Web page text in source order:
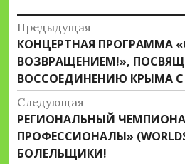
Навигация
по
записям
Предыдущая
Предыдущая
запись:
КОНЦЕРТНАЯ ПРОГРАММА
ВОЗВРАЩЕНИЕМ!»,
ВОССОЕДИНЕНИЮ КРЫМА С
Следующая
Следующая
запись:
РЕГИОНАЛЬНЫЙ
ПРОФЕССИОНАЛЫ»
БОЛЕЛЬЩИКИ!